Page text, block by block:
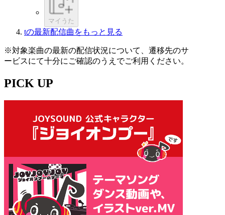
マイうた
tの最新配信曲をもっと見る
※対象楽曲の最新の配信状況について、遷移先のサ
ービスにて十分にご確認のうえでご利用ください。
PICK UP